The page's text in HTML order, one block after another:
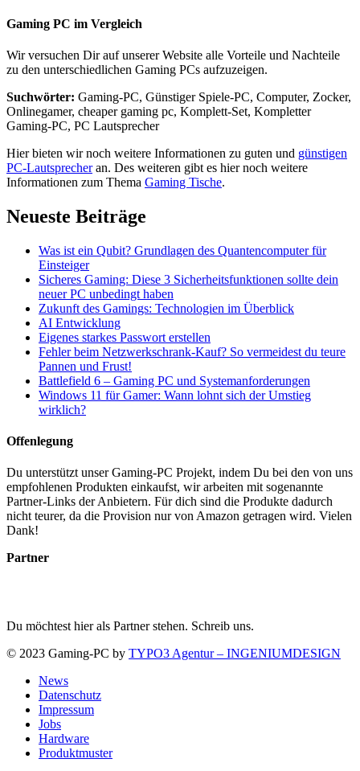
Gaming PC im Vergleich
Wir versuchen Dir auf unserer Website alle Vorteile und Nachteile
zu den unterschiedlichen Gaming PCs aufzuzeigen.
Suchwörter: Gaming-PC, Günstiger Spiele-PC, Computer, Zocker,
Onlinegamer, cheaper gaming pc, Komplett-Set, Kompletter
Gaming-PC, PC Lautsprecher
Hier bieten wir noch weitere Informationen zu guten und günstigen
PC-Lautsprecheran. Des weiteren gibt es hier noch weitere
Informationen zum Thema Gaming Tische.
Neueste Beiträge
Was ist ein Qubit? Grundlagen des Quantencomputer für
Einsteiger
Sicheres Gaming: Diese 3 Sicherheitsfunktionen sollte dein
neuer PC unbedingt haben
Zukunft des Gamings: Technologien im Überblick
AI Entwicklung
Eigenes starkes Passwort erstellen
Fehler beim Netzwerkschrank-Kauf? So vermeidest du teure
Pannen und Frust!
Battlefield 6 – Gaming PC und Systemanforderungen
Windows 11 für Gamer: Wann lohnt sich der Umstieg
wirklich?
Offenlegung
Du unterstützt unser Gaming-PC Projekt, indem Du bei den von uns
empfohlenen Produkten einkaufst, wir arbeiten mit sogenannte
Partner-Links der Anbietern. Für dich sind die Produkte dadurch
nicht teurer, da die Provision nur von Amazon getragen wird. Vielen
Dank!
Partner
Du möchtest hier als Partner stehen. Schreib uns.
© 2023 Gaming-PC by TYPO3 Agentur – INGENIUMDESIGN
News
Datenschutz
Impressum
Jobs
Hardware
Produktmuster